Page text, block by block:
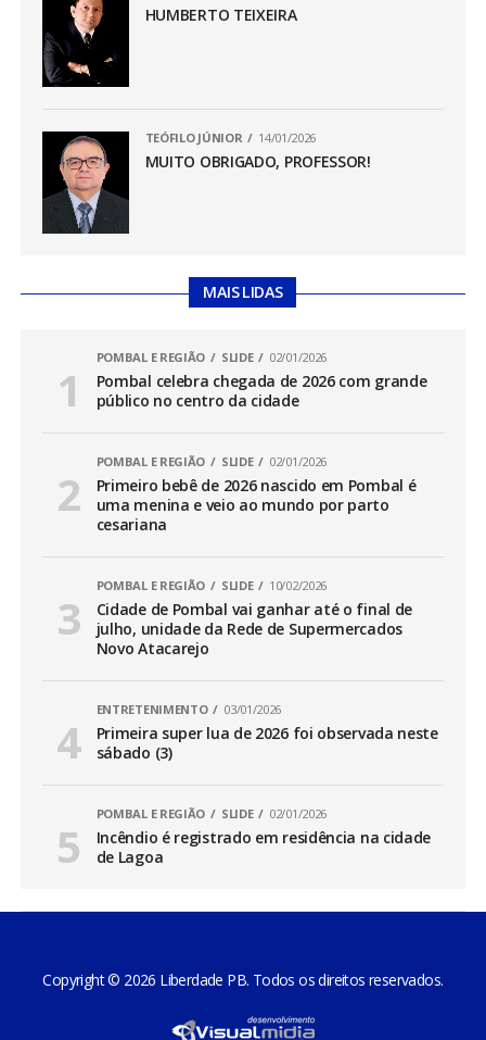
HUMBERTO TEIXEIRA
TEÓFILO JÚNIOR 14/01/2026
MUITO OBRIGADO, PROFESSOR!
MAIS LIDAS
POMBAL E REGIÃO SLIDE 02/01/2026
Pombal celebra chegada de 2026 com grande
público no centro da cidade
POMBAL E REGIÃO SLIDE 02/01/2026
Primeiro bebê de 2026 nascido em Pombal é
uma menina e veio ao mundo por parto
cesariana
POMBAL E REGIÃO SLIDE 10/02/2026
Cidade de Pombal vai ganhar até o final de
julho, unidade da Rede de Supermercados
Novo Atacarejo
ENTRETENIMENTO 03/01/2026
Primeira super lua de 2026 foi observada neste
sábado (3)
POMBAL E REGIÃO SLIDE 02/01/2026
Incêndio é registrado em residência na cidade
de Lagoa
Copyright © 2026 Liberdade PB. Todos os direitos reservados.